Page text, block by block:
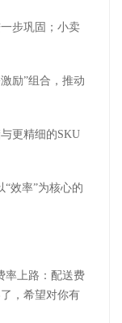
步巩固；小卖
励”组合，推动
更精细的SKU
“效率”为核心的
率上路：配送费
，希望对你有